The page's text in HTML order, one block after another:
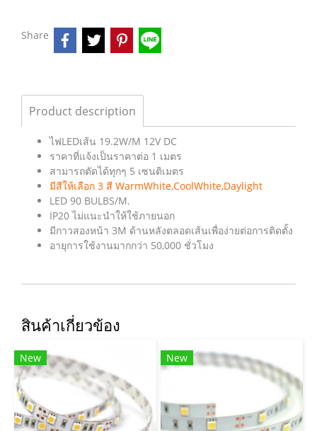
Share
Product description
ไฟLEDเส้น 19.2W/M 12V DC
ราคาที่แจ้งเป็นราคาต่อ 1 เมตร
สามารถตัดได้ทุกๆ 5 เซนติเมตร
มีสีให้เลือก 3 สี WarmWhite,CoolWhite,Daylight
LED 90 BULBS/M.
IP20 ไม่แนะนำให้ใช้ภายนอก
มีกาวสองหน้า 3M ด้านหลังตลอดเส้นเพื่อง่ายต่อการติดตั้ง
อายุการใช้งานมากกว่า 50,000 ชั่วโมง
สินค้าเกี่ยวข้อง
New New